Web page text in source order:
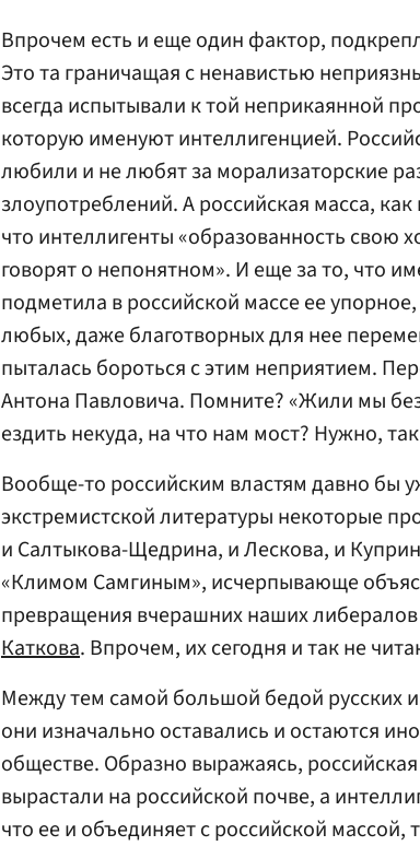
Впрочем есть и еще один фактор,
Это та граничащая с ненавистью
всегда испытывали к той неприкаянной
которую именуют интеллигенцией.
любили и не любят за морализаторские
злоупотреблений. А российская масса,
что интеллигенты «образованность свою
говорят о непонятном». И еще за то, что
подметила в российской массе ее
любых, даже благотворных для нее
пыталась бороться с этим неприятием.
Антона Павловича. Помните? «Жили мы
ездить некуда, на что нам мост? Нужно,
Вообще-то российским властям давно бы
экстремистской литературы некоторые
и Салтыкова-Щедрина, и Лескова, и
«Климом Самгиным», исчерпывающе
превращения вчерашних наших
Каткова. Впрочем, их сегодня и так не
Между тем самой большой бедой русских
они изначально оставались и остаются
обществе. Образно выражаясь,
вырастали на российской почве, а
что ее и объединяет с российской массой,